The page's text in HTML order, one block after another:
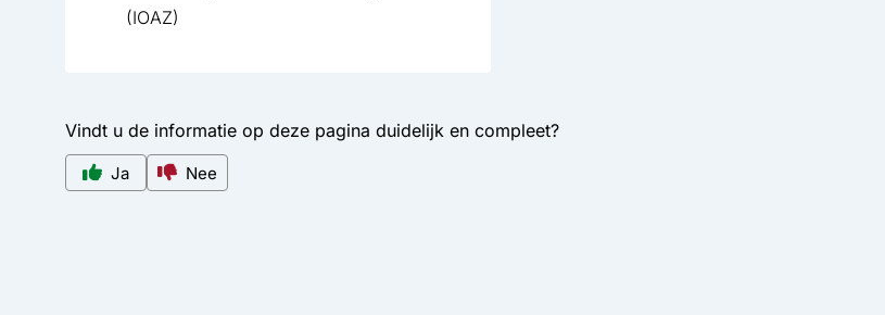
(IOAZ)
Vindt u de informatie op deze pagina duidelijk en compleet?
Ja Nee